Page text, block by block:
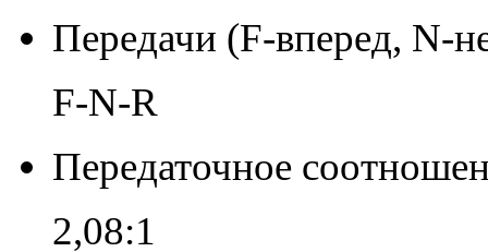
Передачи (F-вперед, N-
F-N-R
Передаточное
2,08:1